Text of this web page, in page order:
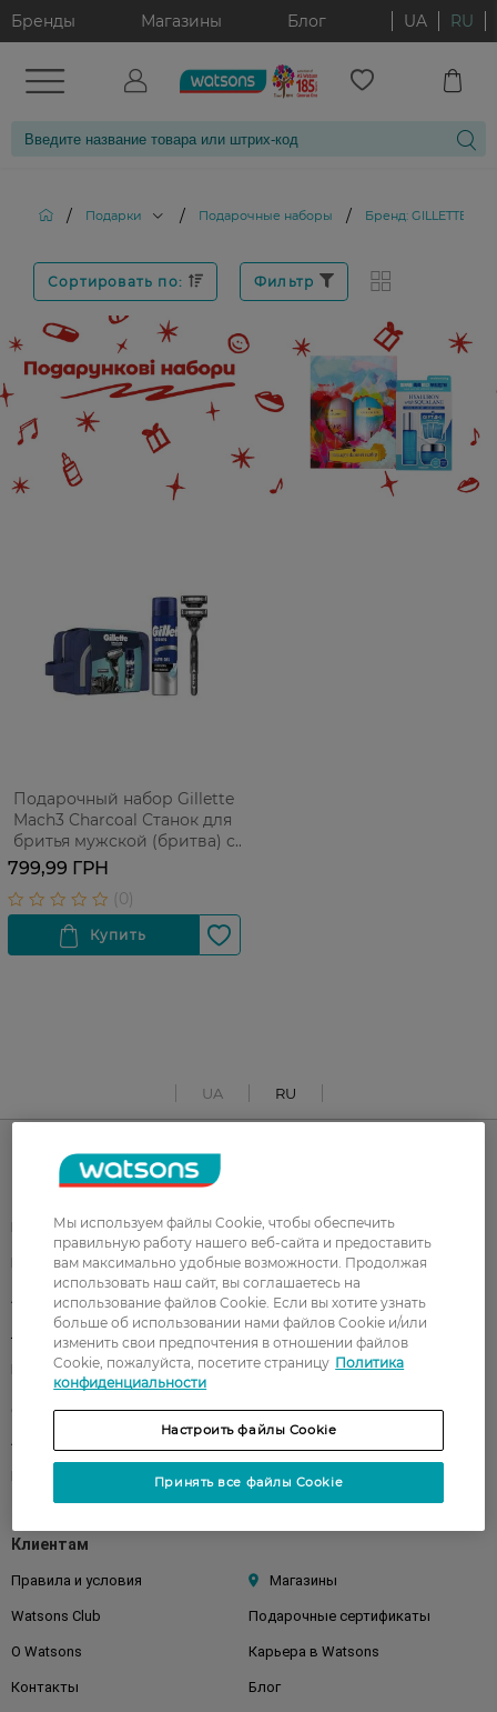
Бренды Магазины Блог UA RU
/ Подарки / Подарочные наборы / Бренд: GILLETTE
Сортировать по: Фильтр
Подарочный набор Gillette
Mach3 Charcoal Станок для
бритья мужской (бритва) с
2 сменными картриджами +
Гель для бритья 200 мл +
Косметичка
799,99 ГРН
UA RU
Каталог
Корейская косметика Мужчинам
Парфюмерия Здоровье
Акции Макияж
Лицо
Подарки Детям
Аксессуары
Клиентам
Правила и условия Магазины
Watsons Club Подарочные сертификаты
О Watsons Карьера в Watsons
Контакты Блог
Мы используем файлы Cookie, чтобы обеспечить
правильную работу нашего веб-сайта и предоставить
вам максимально удобные возможности. Продолжая
использовать наш сайт, вы соглашаетесь на
использование файлов Cookie. Если вы хотите узнать
больше об использовании нами файлов Cookie и/или
изменить свои предпочтения в отношении файлов
Cookie, пожалуйста, посетите страницу Политика
конфиденциальности
Настроить файлы Cookie
Принять все файлы Cookie